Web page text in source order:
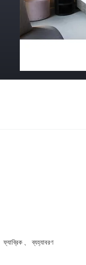
、 ব্যহ্যাবরণ